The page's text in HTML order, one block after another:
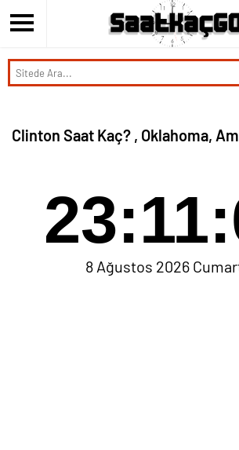
Clinton Saat Kaç? , Oklahoma,
8 Ağustos 2026